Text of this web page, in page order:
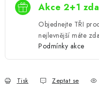
Akce 2+1
Objednejte TŘI
nejlevnější máte
Podmínky akce
Tisk Zeptat se